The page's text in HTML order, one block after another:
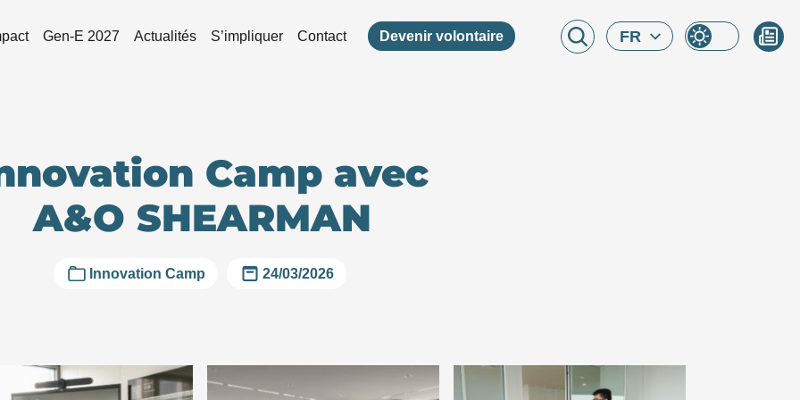
Gen-E 2027 Actualités S’impliquer Contact Devenir volontaire FR
Camp avec
A&O SHEARMAN
Innovation Camp 24/03/2026